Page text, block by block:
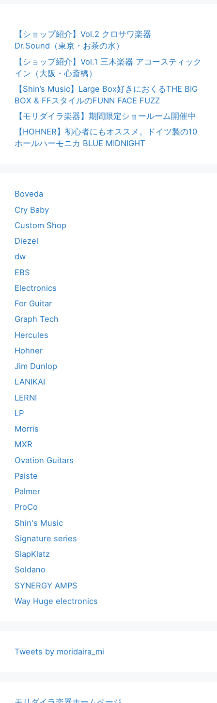
【ショップ紹介】Vol.2 クロサワ楽器
Dr.Sound（東京・お茶の水）
【ショップ紹介】Vol.1 三木楽器 アコースティック
イン（大阪・心斎橋）
【Shin’s Music】Large Box好きにおくるTHE BIG
BOX & FFスタイルのFUNN FACE FUZZ
【モリダイラ楽器】期間限定ショールーム開催中
【HOHNER】初心者にもオススメ。ドイツ製の10
ホールハーモニカ BLUE MIDNIGHT
Boveda
Cry Baby
Custom Shop
Diezel
dw
EBS
Electronics
For Guitar
Graph Tech
Hercules
Hohner
Jim Dunlop
LANIKAI
LERNI
LP
Morris
MXR
Ovation Guitars
Paiste
Palmer
ProCo
Shin's Music
Signature series
SlapKlatz
Soldano
SYNERGY AMPS
Way Huge electronics
Tweets by moridaira_mi